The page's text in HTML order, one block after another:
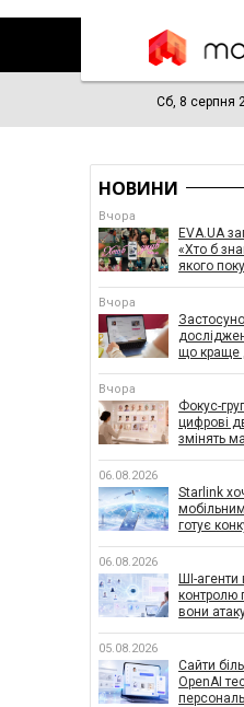
Сб, 8 серпня
НОВИНИ
Вчора
EVA.UA
«Хто б
якого
Вчора
що краще
Вчора
Фокус-
цифрові
змінять
06.08.2026
Starlink
готує
06.08.2026
ШІ-
контролю
вони
05.08.2026
Сайти
OpenAI